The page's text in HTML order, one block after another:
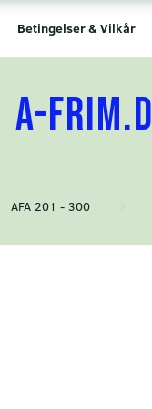
Betingelser & Vilkår
A-
AFA 201 - 300